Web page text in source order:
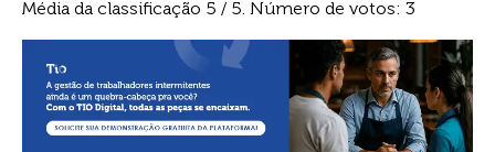
Média da classificação 5 / 5. Número de votos: 3